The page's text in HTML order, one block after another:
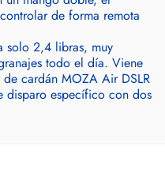
de forma remota
solo 2,4 libras, muy
todo el día. Viene
cardán MOZA Air DSLR
disparo específico con dos